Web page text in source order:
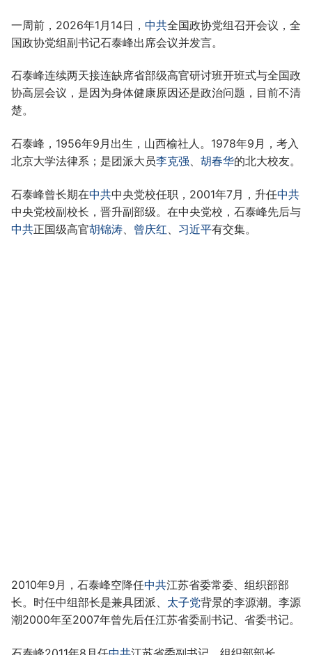
一周前，2026年1月14日， 中共全国政协党组召开会议，全
国政协党组副书记石泰峰出席会议并发言。
石泰峰连续两天接连缺席省部级高官研讨班开班式与全国政
协高层会议，是因为身体健康原因还是政治问题，目前不清
楚。
石泰峰，1956年9月出生，山西榆社人。1978年9月，考入
北京大学法律系；是团派大员李克强、 胡春华的北大校友。
石泰峰曾长期在中共中央党校任职，2001年7月，升任中共
中央党校副校长，晋升副部级。在中央党校，石泰峰先后与
中共正国级高官胡锦涛 曾庆红 习近平有交集。
2010年9月，石泰峰空降任中共江苏省委常委、组织部部
长。时任中组部长是兼具团派、 太子党背景的李源潮。李源
潮2000年至2007年曾先后任江苏省委副书记、省委书记。